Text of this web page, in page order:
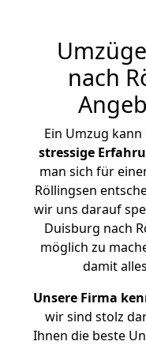
nach
Ein Umzug
stressige
man sich für
Röllingsen
wir uns darauf
Duisburg nach
möglich zu
damit
Unsere Firma
wir sind stolz
Ihnen die beste